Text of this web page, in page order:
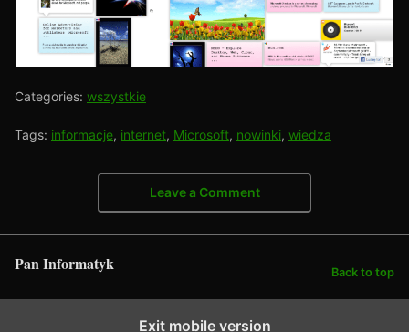
Categories: wszystkie
Tags: informacje, internet, Microsoft, nowinki, wiedza
Leave a Comment
Pan Informatyk Back to top
Exit mobile version